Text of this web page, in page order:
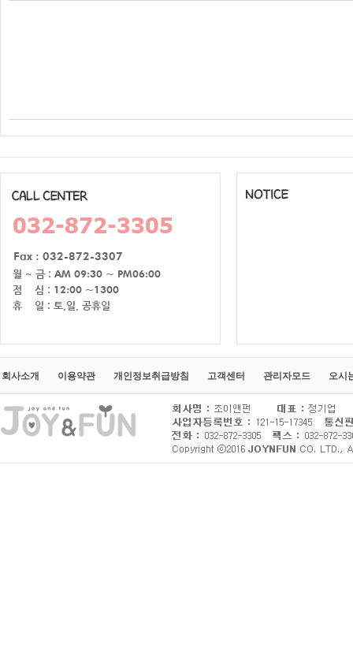
회사소개 이용약관 개인정보취급방침 고객센터 관리자모드 오시